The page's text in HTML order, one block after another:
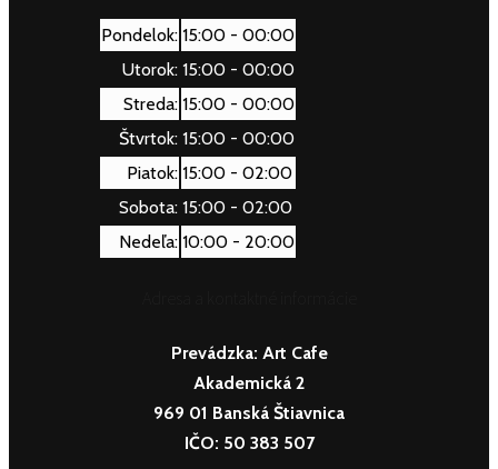
Pondelok: 15:00 - 00:00
Utorok: 15:00 - 00:00
Streda: 15:00 - 00:00
Štvrtok: 15:00 - 00:00
Piatok: 15:00 - 02:00
Sobota: 15:00 - 02:00
Nedeľa: 10:00 - 20:00
Prevádzka: Art Cafe
Akademická 2
969 01 Banská Štiavnica
IČO: 50 383 507